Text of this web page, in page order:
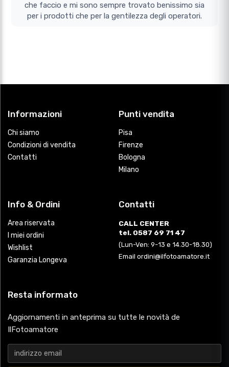
che faccio e mi sono sempre trovato benissimo sia
per i prodotti che per la gentilezza degli operatori.
Informazioni
Chi siamo
Condizioni di vendita
Contatti
Punti vendita
Pisa
Firenze
Bologna
Milano
Info & Ordini
Area riservata
I miei ordini
Wishlist
Garanzia Longeva
Contatti
CALL CENTER
tel. 0587 69 71 47
(Lun-Ven: 9-13 e 14.30-18.30)
Email ordini@ilfotoamatore.it
Resta informato
Aggiornamenti in anteprima su tutte le novità de
IlFotoamatore